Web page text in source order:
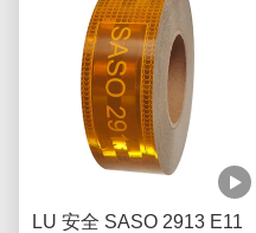
LU 安全 SASO 2913 E11